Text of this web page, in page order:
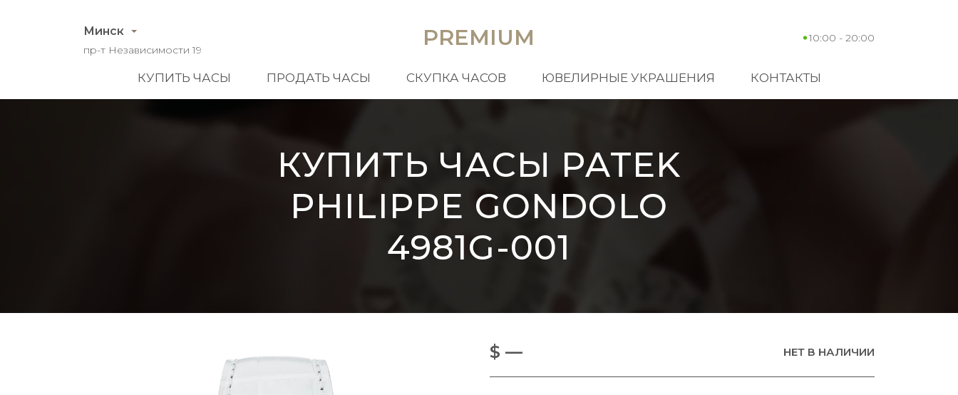
Минск
пр-т Независимости 19 PREMIUM 10:00 - 20:00
КУПИТЬ ЧАСЫ ПРОДАТЬ ЧАСЫ СКУПКА ЧАСОВ ЮВЕЛИРНЫЕ УКРАШЕНИЯ КОНТАКТЫ
КУПИТЬ ЧАСЫ PATEK
PHILIPPE GONDOLO
4981G-001
$ — НЕТ В НАЛИЧИИ